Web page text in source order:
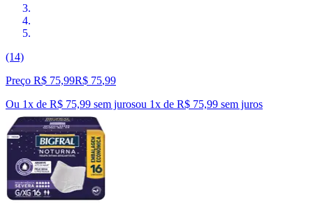
(14)
Preço R$ 75,99R$ 75,99
Ou 1x de R$ 75,99 sem jurosou 1x de R$ 75,99 sem juros